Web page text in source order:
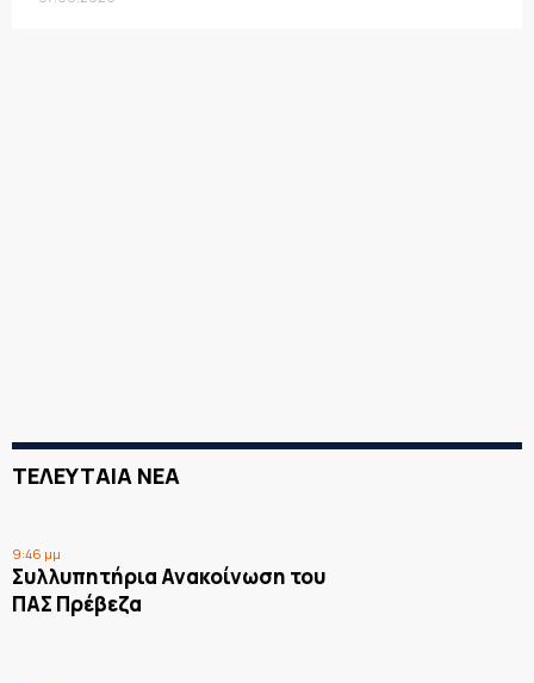
ΤΕΛΕΥΤΑΙΑ ΝΕΑ
9:46 μμ
Συλλυπητήρια Ανακοίνωση του
ΠΑΣ Πρέβεζα